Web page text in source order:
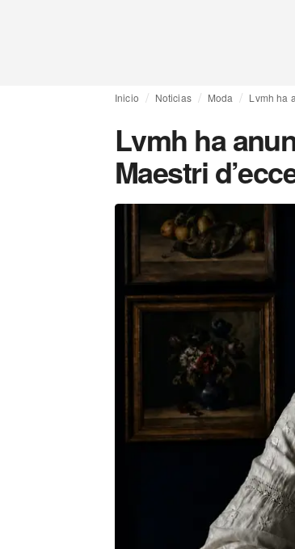
Inicio Noticias Moda Lvmh ha
Lvmh ha
Maestri